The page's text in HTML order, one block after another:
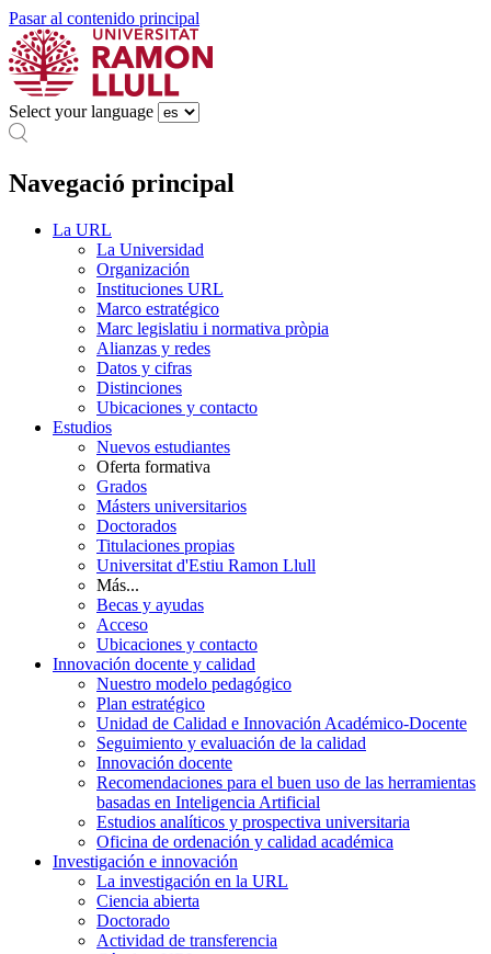
Pasar al contenido principal
Select your language
Navegació principal
La URL
La Universidad
Organización
Instituciones URL
Marco estratégico
Marc legislatiu i normativa pròpia
Alianzas y redes
Datos y cifras
Distinciones
Ubicaciones y contacto
Estudios
Nuevos estudiantes
Oferta formativa
Grados
Másters universitarios
Doctorados
Titulaciones propias
Universitat d'Estiu Ramon Llull
Más...
Becas y ayudas
Acceso
Ubicaciones y contacto
Innovación docente y calidad
Nuestro modelo pedagógico
Plan estratégico
Unidad de Calidad e Innovación Académico-Docente
Seguimiento y evaluación de la calidad
Innovación docente
Recomendaciones para el buen uso de las herramientas
basadas en Inteligencia Artificial
Estudios analíticos y prospectiva universitaria
Oficina de ordenación y calidad académica
Investigación e innovación
La investigación en la URL
Ciencia abierta
Doctorado
Actividad de transferencia